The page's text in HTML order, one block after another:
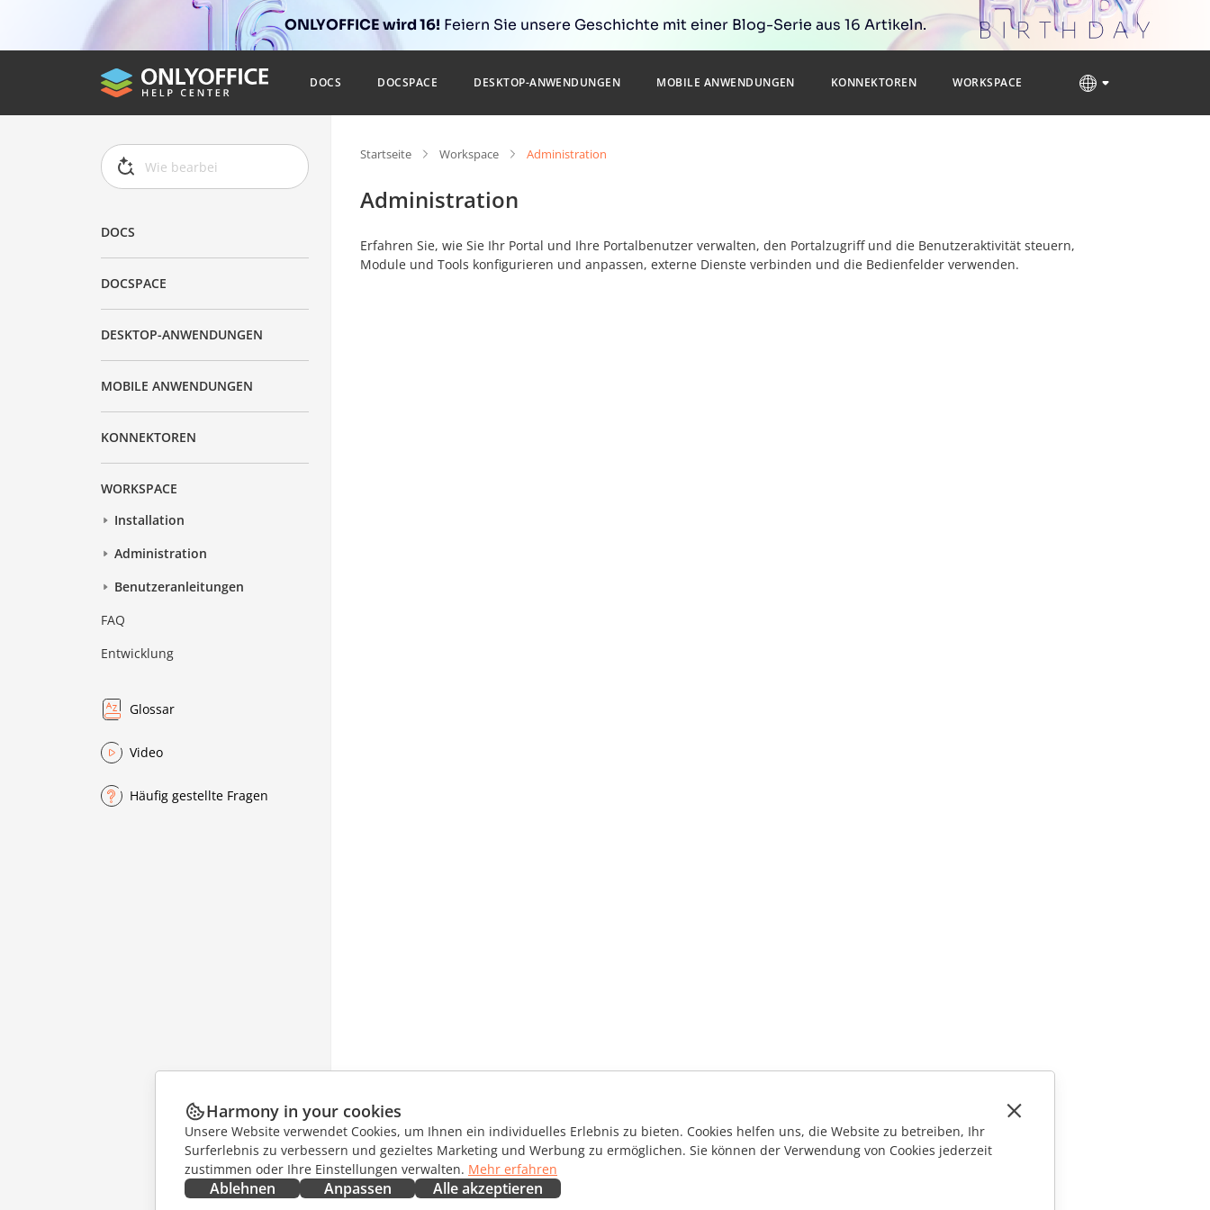
ONLYOFFICE wird 16! Feiern Sie unsere Geschichte mit einer Blog-Serie aus 16 Artikeln.
DOCS DOCSPACE DESKTOP-ANWENDUNGEN MOBILE ANWENDUNGEN KONNEKTOREN WORKSPACE
DOCS
DOCSPACE
DESKTOP-ANWENDUNGEN
MOBILE ANWENDUNGEN
KONNEKTOREN
WORKSPACE
Installation
Administration
Benutzeranleitungen
FAQ
Entwicklung
Glossar
Video
Häufig gestellte Fragen
Startseite Workspace Administration
Administration
Erfahren Sie, wie Sie Ihr Portal und Ihre Portalbenutzer verwalten, den Portalzugriff und die Benutzeraktivität steuern,
Module und Tools konfigurieren und anpassen, externe Dienste verbinden und die Bedienfelder verwenden.
Harmony in your cookies
Unsere Website verwendet Cookies, um Ihnen ein individuelles Erlebnis zu bieten. Cookies helfen uns, die Website zu betreiben, Ihr
Surferlebnis zu verbessern und gezieltes Marketing und Werbung zu ermöglichen. Sie können der Verwendung von Cookies jederzeit
zustimmen oder Ihre Einstellungen verwalten. Mehr erfahren
Ablehnen Anpassen Alle akzeptieren